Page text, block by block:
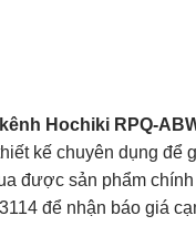
Hochiki RPQ-
kế chuyên dụng để
được sản phẩm
để nhận báo giá